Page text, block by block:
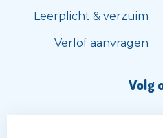
Leerplicht & verzuim
Verlof aanvragen
Volg